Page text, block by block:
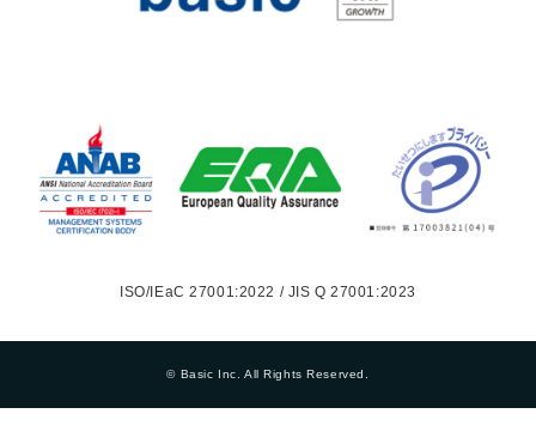
ISO/IEaC 27001:2022 / JIS Q 27001:2023
© Basic Inc. All Rights Reserved.